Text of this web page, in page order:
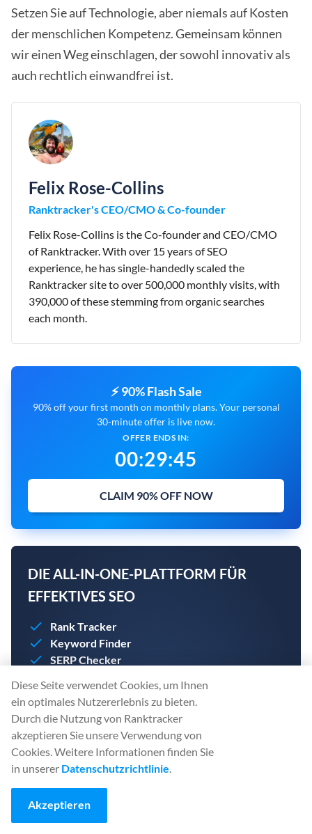
Setzen Sie auf Technologie, aber niemals auf Kosten
der menschlichen Kompetenz. Gemeinsam können
wir einen Weg einschlagen, der sowohl innovativ als
auch rechtlich einwandfrei ist.
Felix Rose-Collins
Ranktracker's CEO/CMO & Co-founder
Felix Rose-Collins is the Co-founder and CEO/CMO
of Ranktracker. With over 15 years of SEO
experience, he has single-handedly scaled the
Ranktracker site to over 500,000 monthly visits, with
390,000 of these stemming from organic searches
each month.
⚡ 90% Flash Sale
90% off your first month on monthly plans. Your personal
30-minute offer is live now.
OFFER ENDS IN:
00:29:43
CLAIM 90% OFF NOW
DIE ALL-IN-ONE-PLATTFORM FÜR
EFFEKTIVES SEO
Rank Tracker
Keyword Finder
SERP Checker
Backlink Monitor
Website Audit
AI Article Writer
Erstellen Sie Ihr Konto noch heute. Es ist keine
Kreditkarte erforderlich.
Diese Seite verwendet Cookies, um Ihnen
ein optimales Nutzererlebnis zu bieten.
Durch die Nutzung von Ranktracker
akzeptieren Sie unsere Verwendung von
Cookies. Weitere Informationen finden Sie
in unserer Datenschutzrichtlinie.
Akzeptieren